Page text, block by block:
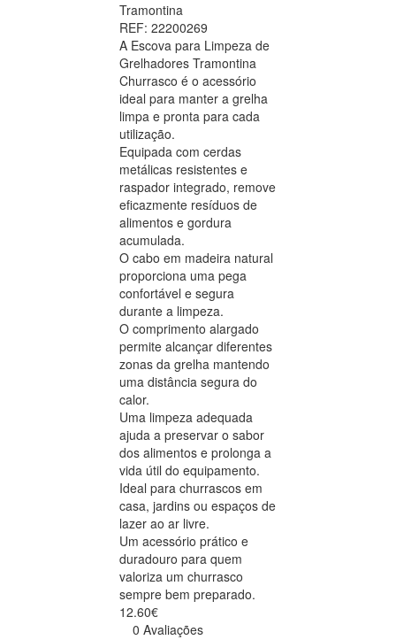
Tramontina
REF: 22200269
A Escova para Limpeza de
Grelhadores Tramontina
Churrasco é o acessório
ideal para manter a grelha
limpa e pronta para cada
utilização.
Equipada com cerdas
metálicas resistentes e
raspador integrado, remove
eficazmente resíduos de
alimentos e gordura
acumulada.
O cabo em madeira natural
proporciona uma pega
confortável e segura
durante a limpeza.
O comprimento alargado
permite alcançar diferentes
zonas da grelha mantendo
uma distância segura do
calor.
Uma limpeza adequada
ajuda a preservar o sabor
dos alimentos e prolonga a
vida útil do equipamento.
Ideal para churrascos em
casa, jardins ou espaços de
lazer ao ar livre.
Um acessório prático e
duradouro para quem
valoriza um churrasco
sempre bem preparado.
12.60€
0 Avaliações